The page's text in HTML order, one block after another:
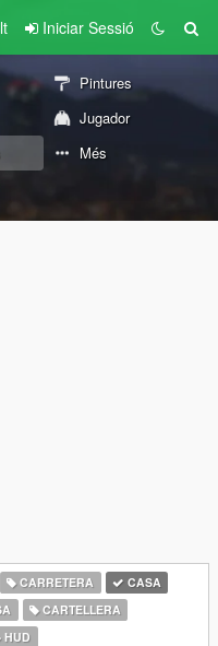
Iniciar Sessió
Pintures
Jugador
Més
CARRETERA
CASA
CARTELLERA
HUD